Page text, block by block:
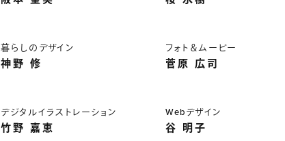
暮らしのデザイン
神野 修
フォト＆ムービー
菅原 広司
デジタルイラストレーション
竹野 嘉恵
Webデザイン
谷 明子